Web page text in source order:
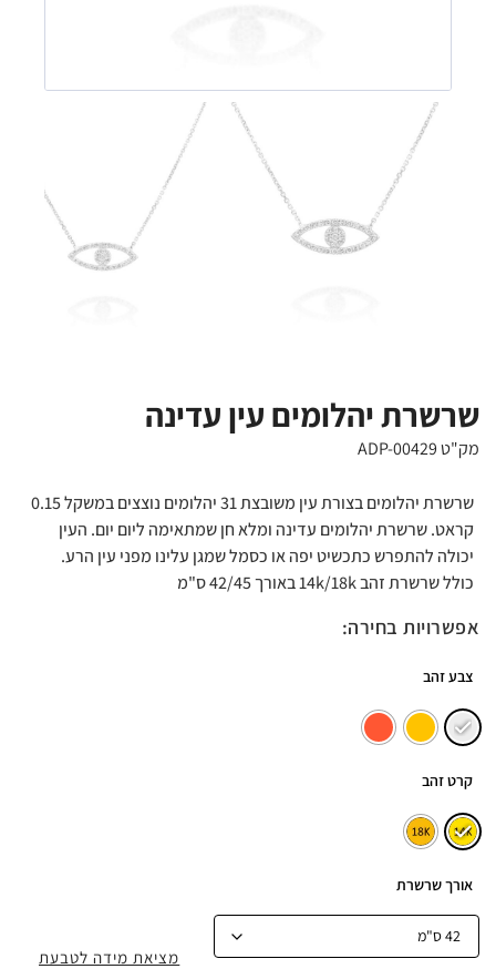
שרשרת יהלומים עין עדינה
מק"ט ADP-00429
שרשרת יהלומים בצורת עין משובצת 31 יהלומים נוצצים במשקל 0.15
קראט. שרשרת יהלומים עדינה ומלא חן שמתאימה ליום יום. העין
יכולה להתפרש כתכשיט יפה או כסמל שמגן עלינו מפני עין הרע.
כולל שרשרת זהב 14k/18k באורך 42/45 ס"מ
אפשרויות בחירה:
צבע זהב
קרט זהב
אורך שרשרת
מציאת מידה לטבעת